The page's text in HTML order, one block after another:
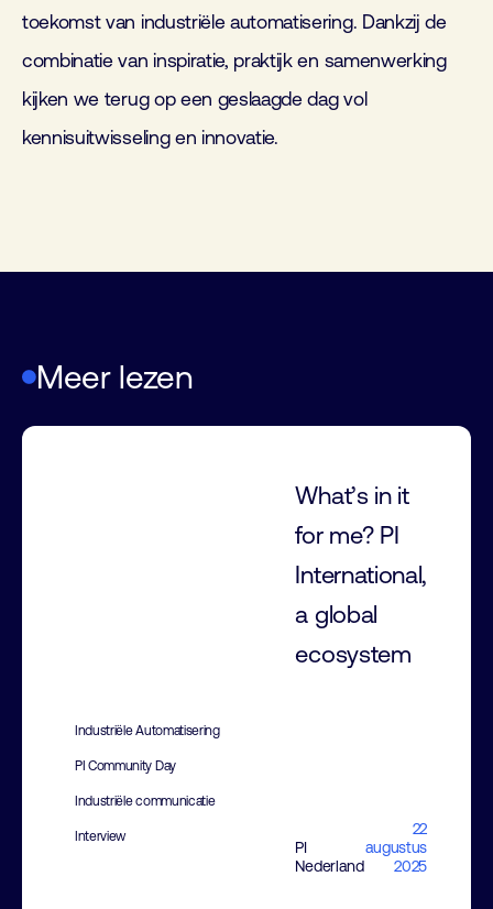
toekomst van industriële automatisering. Dankzij de
combinatie van inspiratie, praktijk en samenwerking
kijken we terug op een geslaagde dag vol
kennisuitwisseling en innovatie.
Meer lezen
What’s in it
for me? PI
International,
a global
ecosystem
Industriële Automatisering
PI Community Day
Industriële communicatie
Interview
PI
Nederland
22
augustus
2025